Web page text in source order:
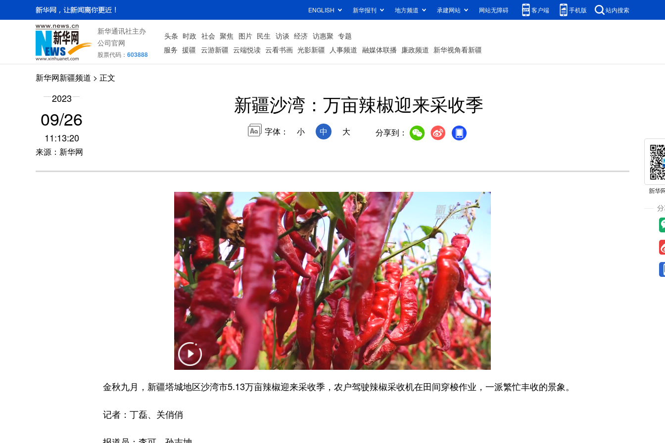
ENGLISH 新华报刊 地方频道 承建网站 网站无障碍 客户端 手机版 站内搜索
新华通讯社主办
公司官网
股票代码： 603888
头条 时政 社会 聚焦 图片 民生 访谈 经济 访惠聚 专题
服务 援疆 云游新疆 云端悦读 云看书画 光影新疆 人事频道 融媒体联播 廉政频道 新华视角看新疆
新华网新疆频道 > 正文
2023
09/26
11:13:20
来源：新华网
新疆沙湾：万亩辣椒迎来采收季
字体： 小 中 大 分享到：
金秋九月，新疆塔城地区沙湾市5.13万亩辣椒迎来采收季，农户驾驶辣椒采收机在田间穿梭作业，一派繁忙丰收的景象。
记者：丁磊、关俏俏